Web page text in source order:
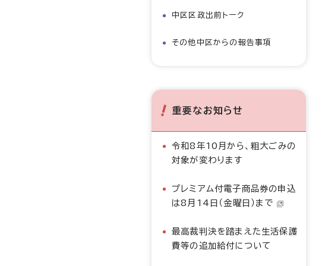
中区区政出前トーク
その他中区からの報告事項
重要なお知らせ
令和8年10月から、粗大ごみの
対象が変わります
プレミアム付電子商品券の申込
は8月14日（金曜日）まで
最高裁判決を踏まえた生活保護
費等の追加給付について